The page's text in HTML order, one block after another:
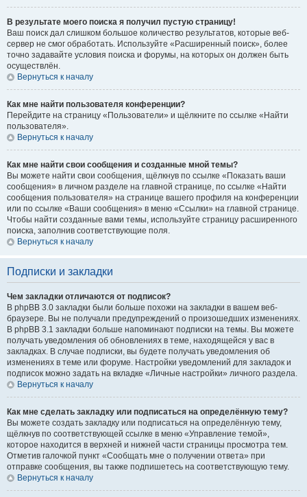
В результате моего поиска я получил пустую страницу!
Ваш поиск дал слишком большое количество результатов, которые веб-
сервер не смог обработать. Используйте «Расширенный поиск», более
точно задавайте условия поиска и форумы, на которых он должен быть
осуществлён.
Вернуться к началу
Как мне найти пользователя конференции?
Перейдите на страницу «Пользователи» и щёлкните по ссылке «Найти
пользователя».
Вернуться к началу
Как мне найти свои сообщения и созданные мной темы?
Вы можете найти свои сообщения, щёлкнув по ссылке «Показать ваши
сообщения» в личном разделе на главной странице, по ссылке «Найти
сообщения пользователя» на странице вашего профиля на конференции
или по ссылке «Ваши сообщения» в меню «Ссылки» на главной странице.
Чтобы найти созданные вами темы, используйте страницу расширенного
поиска, заполнив соответствующие поля.
Вернуться к началу
Подписки и закладки
Чем закладки отличаются от подписок?
В phpBB 3.0 закладки были больше похожи на закладки в вашем веб-
браузере. Вы не получали предупреждений о произошедших изменениях.
В phpBB 3.1 закладки больше напоминают подписки на темы. Вы можете
получать уведомления об обновлениях в теме, находящейся у вас в
закладках. В случае подписки, вы будете получать уведомления об
изменениях в теме или форуме. Настройки уведомлений для закладок и
подписок можно задать на вкладке «Личные настройки» личного раздела.
Вернуться к началу
Как мне сделать закладку или подписаться на определённую тему?
Вы можете создать закладку или подписаться на определённую тему,
щёлкнув по соответствующей ссылке в меню «Управление темой»,
которое находится в верхней и нижней части страницы просмотра тем.
Отметив галочкой пункт «Сообщать мне о получении ответа» при
отправке сообщения, вы также подпишетесь на соответствующую тему.
Вернуться к началу